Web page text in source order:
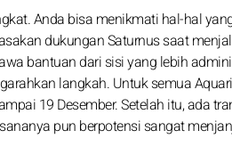
Anda bisa menikmati hal-hal
dukungan Saturnus saat
bantuan dari sisi yang lebih
langkah. Untuk semua
19 Desember. Setelah itu, ada
pun berpotensi sangat